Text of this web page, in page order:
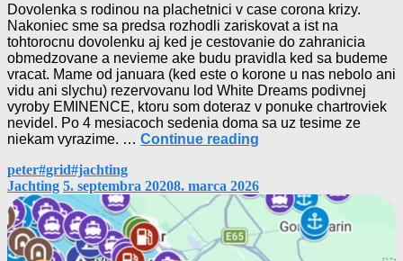
Dovolenka s rodinou na plachetnici v case corona krizy.
Nakoniec sme sa predsa rozhodli zariskovat a ist na
tohtorocnu dovolenku aj ked je cestovanie do zahranicia
obmedzovane a nevieme ake budu pravidla ked sa budeme
vracat. Mame od januara (ked este o korone u nas nebolo ani
vidu ani slychu) rezervovanu lod White Dreams podivnej
vyroby EMINENCE, ktoru som doteraz v ponuke chartroviek
nevidel. Po 4 mesiacoch sedenia doma sa uz tesime ze
niekam vyrazime. … Continue reading
2020
By
peterTags
#grid#jachting
Categories
Jachting 5. septembra 20208. marca 2026